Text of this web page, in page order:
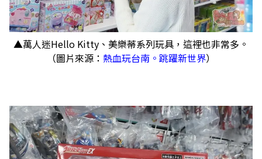
▲萬人迷Hello Kitty、美樂蒂系列玩具，這裡也非常多。
（圖片來源： 熱血玩台南。跳躍新世界）